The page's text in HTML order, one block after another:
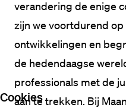
Cookies
verandering de enige
zijn we voortdurend
ontwikkelingen en
de hedendaagse
professionals met de
aan te trekken. Bij